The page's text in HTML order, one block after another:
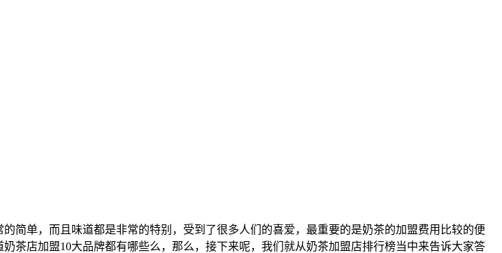
简单，而且味道都是非常的特别，受到了很多人们的喜爱，最重要的是奶茶的加盟费用比较的便
茶店加盟10大品牌都有哪些么，那么，接下来呢，我们就从奶茶加盟店排行榜当中来告诉大家答